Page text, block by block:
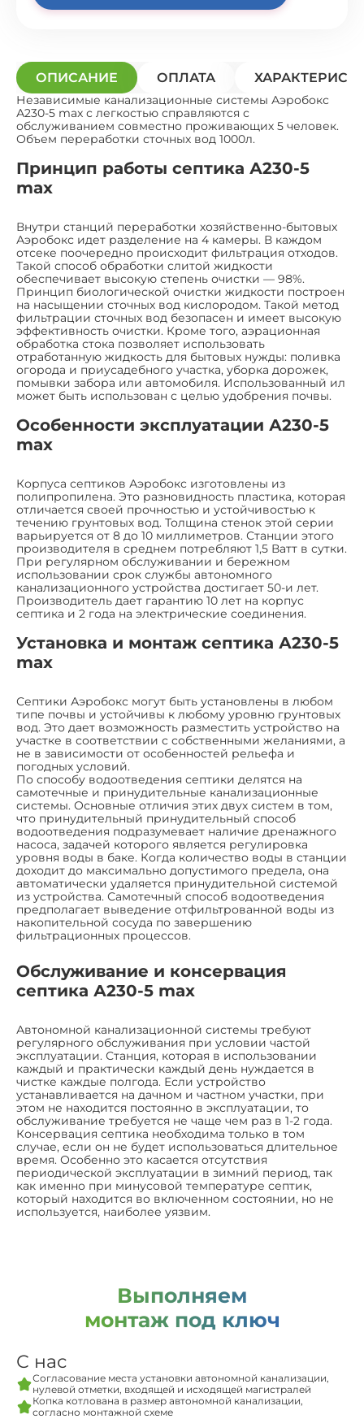
ОПИСАНИЕ ОПЛАТА
Независимые канализационные системы Аэробокс
А230-5 max с легкостью справляются с
обслуживанием совместно проживающих 5 человек.
Объем переработки сточных вод 1000л.
Принцип работы септика А230-5
max
Внутри станций переработки хозяйственно-бытовых
Аэробокс идет разделение на 4 камеры. В каждом
отсеке поочередно происходит фильтрация отходов.
Такой способ обработки слитой жидкости
обеспечивает высокую степень очистки — 98%.
Принцип биологической очистки жидкости построен
на насыщении сточных вод кислородом. Такой метод
фильтрации сточных вод безопасен и имеет высокую
эффективность очистки. Кроме того, аэрационная
обработка стока позволяет использовать
отработанную жидкость для бытовых нужды: поливка
огорода и приусадебного участка, уборка дорожек,
помывки забора или автомобиля. Использованный ил
может быть использован с целью удобрения почвы.
Особенности эксплуатации А230-5
max
Корпуса септиков Аэробокс изготовлены из
полипропилена. Это разновидность пластика, которая
отличается своей прочностью и устойчивостью к
течению грунтовых вод. Толщина стенок этой серии
варьируется от 8 до 10 миллиметров. Станции этого
производителя в среднем потребляют 1,5 Ватт в сутки.
При регулярном обслуживании и бережном
использовании срок службы автономного
канализационного устройства достигает 50-и лет.
Производитель дает гарантию 10 лет на корпус
септика и 2 года на электрические соединения.
Установка и монтаж септика А230-5
max
Септики Аэробокс могут быть установлены в любом
типе почвы и устойчивы к любому уровню грунтовых
вод. Это дает возможность разместить устройство на
участке в соответствии с собственными желаниями, а
не в зависимости от особенностей рельефа и
погодных условий.
По способу водоотведения септики делятся на
самотечные и принудительные канализационные
системы. Основные отличия этих двух систем в том,
что принудительный принудительный способ
водоотведения подразумевает наличие дренажного
насоса, задачей которого является регулировка
уровня воды в баке. Когда количество воды в станции
доходит до максимально допустимого предела, она
автоматически удаляется принудительной системой
из устройства. Самотечный способ водоотведения
предполагает выведение отфильтрованной воды из
накопительной сосуда по завершению
фильтрационных процессов.
Обслуживание и консервация
септика А230-5 max
Автономной канализационной системы требуют
регулярного обслуживания при условии частой
эксплуатации. Станция, которая в использовании
каждый и практически каждый день нуждается в
чистке каждые полгода. Если устройство
устанавливается на дачном и частном участки, при
этом не находится постоянно в эксплуатации, то
обслуживание требуется не чаще чем раз в 1-2 года.
Консервация септика необходима только в том
случае, если он не будет использоваться длительное
время. Особенно это касается отсутствия
периодической эксплуатации в зимний период, так
как именно при минусовой температуре септик,
который находится во включенном состоянии, но не
используется, наиболее уязвим.
Выполняем
монтаж под ключ
С нас
Согласование места установки автономной канализации,
нулевой отметки, входящей и исходящей магистралей
Копка котлована в размер автономной канализации,
согласно монтажной схеме